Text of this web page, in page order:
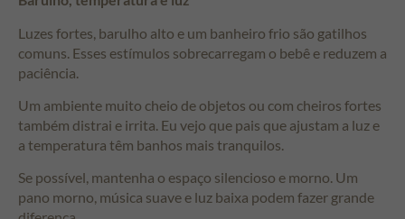
Luzes fortes, barulho alto e um banheiro frio são gatilhos
comuns. Esses estímulos sobrecarregam o bebê e reduzem a
paciência.
Um ambiente muito cheio de objetos ou com cheiros fortes
também distrai e irrita. Eu vejo que pais que ajustam a luz e
a temperatura têm banhos mais tranquilos.
Se possível, mantenha o espaço silencioso e morno. Um
pano morno, música suave e luz baixa podem fazer grande